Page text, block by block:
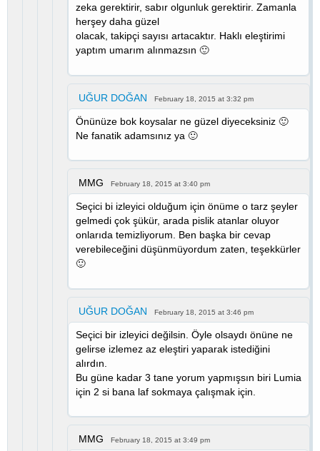
zeka gerektirir, sabır olgunluk gerektirir. Zamanla
herşey daha güzel
olacak, takipçi sayısı artacaktır. Haklı eleştirimi
yaptım umarım alınmazsın 🙂
UĞUR DOĞAN February 18, 2015 at 3:32 pm
Önünüze bok koysalar ne güzel diyeceksiniz 🙂
Ne fanatik adamsınız ya 🙂
MMG February 18, 2015 at 3:40 pm
Seçici bi izleyici olduğum için önüme o tarz şeyler
gelmedi çok şükür, arada pislik atanlar oluyor
onlarıda temizliyorum. Ben başka bir cevap
verebileceğini düşünmüyordum zaten, teşekkürler
🙂
UĞUR DOĞAN February 18, 2015 at 3:46 pm
Seçici bir izleyici değilsin. Öyle olsaydı önüne ne
gelirse izlemez az eleştiri yaparak istediğini
alırdın.
Bu güne kadar 3 tane yorum yapmışsın biri Lumia
için 2 si bana laf sokmaya çalışmak için.
MMG February 18, 2015 at 3:49 pm